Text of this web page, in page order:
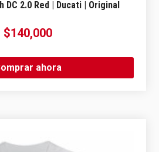
DC 2.0 Red | Ducati | Original
$140,000
ahora